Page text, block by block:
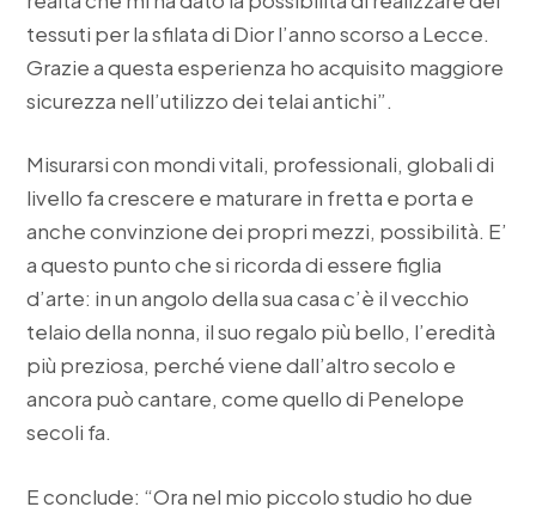
tessuti per la sfilata di Dior l’anno scorso a Lecce.
Grazie a questa esperienza ho acquisito maggiore
sicurezza nell’utilizzo dei telai antichi”.
Misurarsi con mondi vitali, professionali, globali di
livello fa crescere e maturare in fretta e porta e
anche convinzione dei propri mezzi, possibilità. E’
a questo punto che si ricorda di essere figlia
d’arte: in un angolo della sua casa c’è il vecchio
telaio della nonna, il suo regalo più bello, l’eredità
più preziosa, perché viene dall’altro secolo e
ancora può cantare, come quello di Penelope
secoli fa.
E conclude: “Ora nel mio piccolo studio ho due